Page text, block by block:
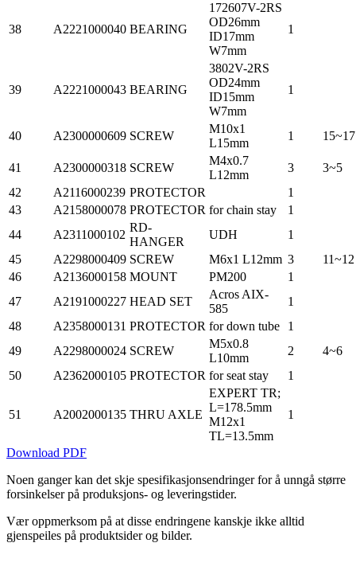
38 A2221000040 BEARING
172607V-2RS
OD26mm
ID17mm
W7mm
1
39 A2221000043 BEARING
3802V-2RS
OD24mm
ID15mm
W7mm
1
40 A2300000609 SCREW
M10x1
L15mm
1 15~17
41 A2300000318 SCREW
M4x0.7
L12mm
3
3~5
42
A2116000239 PROTECTOR
1
43
A2158000078 PROTECTOR for chain stay
1
44
A2311000102
RD-
HANGER
UDH
1
45
A2298000409 SCREW M6x1 L12mm 3
11~12
46
A2136000158 MOUNT PM200
1
47
A2191000227 HEAD SET
Acros AIX-
585
1
48
A2358000131 PROTECTOR for down tube
1
49
A2298000024 SCREW
M5x0.8
L10mm
2
4~6
50
A2362000105 PROTECTOR for seat stay 1
51 A2002000135 THRU AXLE
EXPERT TR;
L=178.5mm
M12x1
TL=13.5mm
1
Download PDF
Noen ganger kan det skje spesifikasjonsendringer for å unngå større
forsinkelser på produksjons- og leveringstider.
Vær oppmerksom på at disse endringene kanskje ikke alltid
gjenspeiles på produktsider og bilder.